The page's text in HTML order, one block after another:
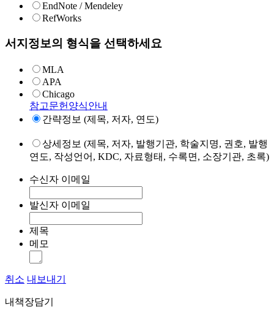
EndNote / Mendeley
RefWorks
서지정보의 형식을 선택하세요
MLA
APA
Chicago
참고문헌양식안내
간략정보 (제목, 저자, 연도)
상세정보 (제목, 저자, 발행기관, 학술지명, 권호, 발행
연도, 작성언어, KDC, 자료형태, 수록면, 소장기관, 초록)
수신자 이메일
발신자 이메일
제목
메모
취소 내보내기
내책장담기